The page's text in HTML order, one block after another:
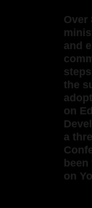
Over
and
the
on
a
on